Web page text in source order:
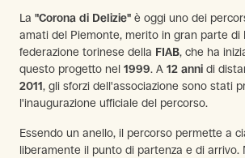
La "Corona di Delizie" è oggi uno dei
amati del Piemonte, merito in gran parte di
federazione torinese della FIAB, che ha
questo progetto nel 1999. A 12 anni di
2011, gli sforzi dell'associazione sono stati
l'inaugurazione ufficiale del percorso.
Essendo un anello, il percorso permette a
liberamente il punto di partenza e di arrivo.